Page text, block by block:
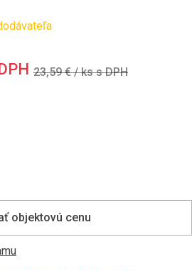
23,59€ / ks s DPH
objektovú cenu